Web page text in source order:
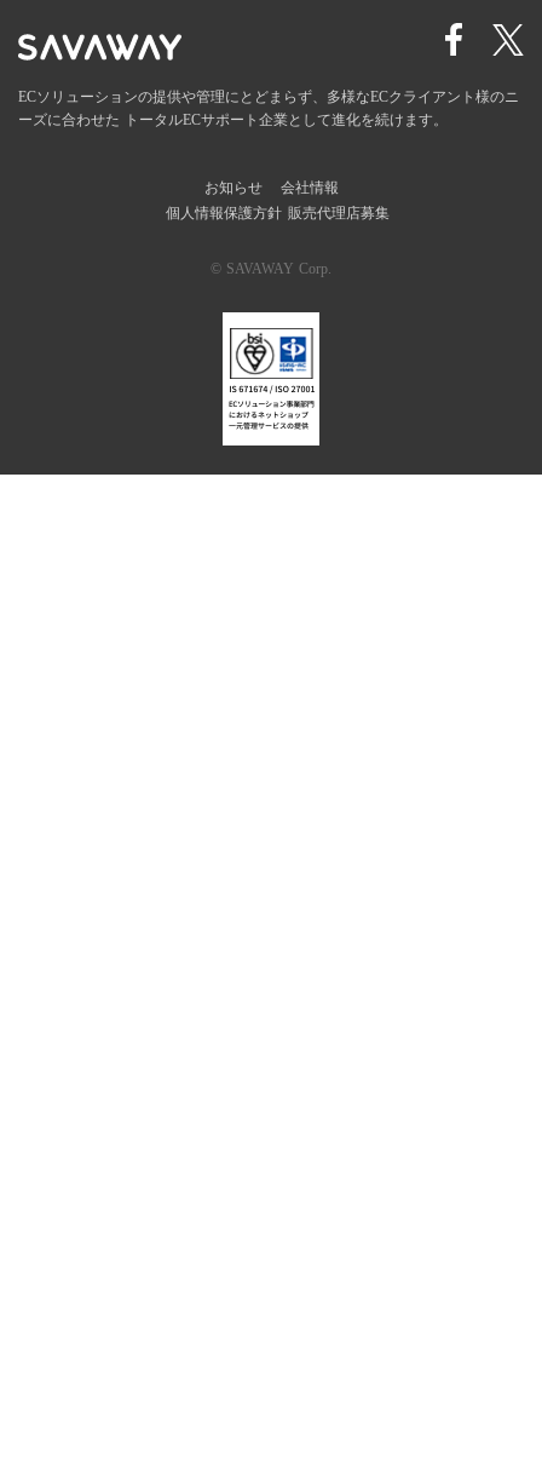
ECソリューションの提供や管理にとどまらず、多様なECクライアント様のニ
ーズに合わせた トータルECサポート企業として進化を続けます。
お知らせ
会社情報
個人情報保護方針 販売代理店募集
© SAVAWAY Corp.